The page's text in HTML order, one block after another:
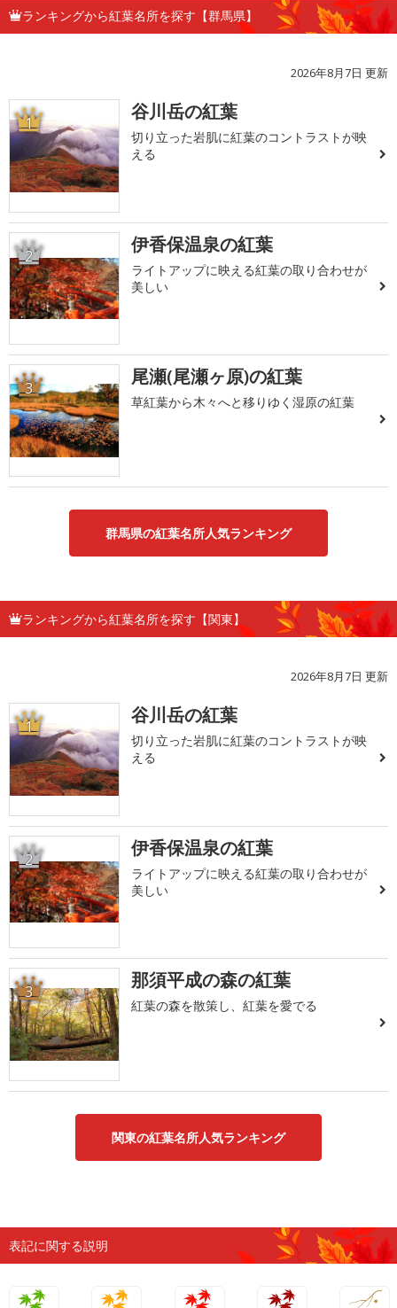
ランキングから紅葉名所を探す【群馬県】
2026年8月7日 更新
1 谷川岳の紅葉
切り立った岩肌に紅葉のコントラストが映
える
2 伊香保温泉の紅葉
ライトアップに映える紅葉の取り合わせが
美しい
3 尾瀬(尾瀬ヶ原)の紅葉
草紅葉から木々へと移りゆく湿原の紅葉
群馬県の紅葉名所人気ランキング
ランキングから紅葉名所を探す【関東】
2026年8月7日 更新
1 谷川岳の紅葉
切り立った岩肌に紅葉のコントラストが映
える
2 伊香保温泉の紅葉
ライトアップに映える紅葉の取り合わせが
美しい
3 那須平成の森の紅葉
紅葉の森を散策し、紅葉を愛でる
関東の紅葉名所人気ランキング
表記に関する説明